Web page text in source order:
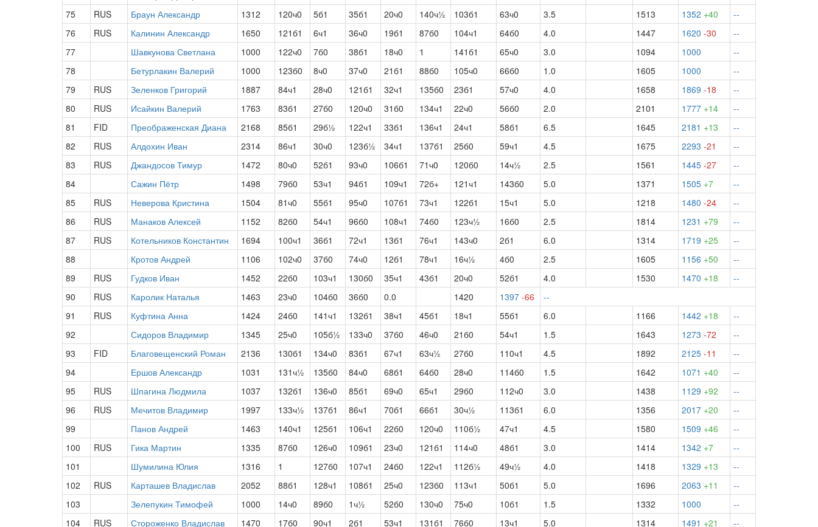
75
RUS Браун Александр 1312 120ч0 5б1 35б1 20ч0 140ч½ 103б1 63ч0 3.5 1513 1352 +40
--
76
RUS Калинин Александр 1650 121б1 6ч1 36ч0 19б1 87б0 104ч1 64б0 4.0 1447 1620 -30
--
77
Шавкунова Светлана 1000 122ч0 7б0 38б1 18ч0 1 141б1 65ч0 3.0 1094 1000
--
78
Бетурлакин Валерий 1000 123б0 8ч0 37ч0 21б1 88б0 105ч0 66б0 1.0 1605 1000
--
79
RUS Зеленков Григорий 1887 84ч1 28ч0 121б1 32ч1 135б0 23б1 57ч0 4.0 1658 1869 -18
--
80
RUS Исайкин Валерий 1763 83б1 27б0 120ч0 31б0 134ч1 22ч0 56б0 2.0 2101 1777 +14
--
81
FID Преображенская Диана 2168 85б1 29б½ 122ч1 33б1 136ч1 24ч1 58б1 6.5 1645 2181 +13
--
82
RUS Алдохин Иван 2314 86ч1 30ч0 123б½ 34ч1 137б1 25б0 59ч1 4.5 1675 2293 -21
--
83
RUS Джандосов Тимур 1472 80ч0 52б1 93ч0 106б1 71ч0 120б0 14ч½ 2.5 1561 1445 -27
--
84
Сажин Пётр 1498 79б0 53ч1 94б1 109ч1 72б+ 121ч1 143б0 5.0 1371 1505 +7
--
85
RUS Неверова Кристина 1504 81ч0 55б1 95ч0 107б1 73ч1 122б1 15ч1 5.0 1218 1480 -24
--
86
RUS Манаков Алексей 1152 82б0 54ч1 96б0 108ч1 74б0 123ч½ 16б0 2.5 1814 1231 +79
--
87
RUS Котельников Константин 1694 100ч1 36б1 72ч1 13б1 76ч1 143ч0 2б1 6.0 1314 1719 +25
--
88
Кротов Андрей 1106 102ч0 37б0 74ч0 12б1 78ч1 16ч½ 4б0 2.5 1605 1156 +50
--
89
RUS Гудков Иван 1452 22б0 103ч1 130б0 35ч1 43б1 20ч0 52б1 4.0 1530 1470 +18
--
90
RUS Каролик Наталья 1463 23ч0 104б0 36б0 0.0 1420 1397 -66
--
91
RUS Куфтина Анна 1424 24б0 141ч1 132б1 38ч1 45б1 18ч1 55б1 6.0 1166 1442 +18
--
92
Сидоров Владимир 1345 25ч0 105б½ 133ч0 37б0 46ч0 21б0 54ч1 1.5 1643 1273 -72
--
93
FID Благовещенский Роман 2136 130б1 134ч0 83б1 67ч1 63ч½ 27б0 110ч1 4.5 1892 2125 -11
--
94
Ершов Александр 1031 131ч½ 135б0 84ч0 68б1 64б0 28ч0 114б0 1.5 1642 1071 +40
--
95
RUS Шпагина Людмила 1037 132б1 136ч0 85б1 69ч0 65ч1 29б0 112ч0 3.0 1438 1129 +92
--
96
RUS Мечитов Владимир 1997 133ч½ 137б1 86ч1 70б1 66б1 30ч½ 113б1 6.0 1356 2017 +20
--
99
Панов Андрей 1463 140ч1 125б1 106ч1 22б0 120ч0 110б½ 47ч1 4.5 1580 1509 +46
--
100
RUS Гика Мартин 1335 87б0 126ч0 109б1 23ч0 121б1 114ч0 48б1 3.0 1414 1342 +7
--
101
Шумилина Юлия 1316 1 127б0 107ч1 24б0 122ч1 112б½ 49ч½ 4.0 1418 1329 +13
--
102
RUS Карташев Владислав 2052 88б1 128ч1 108б1 25ч0 123б0 113ч1 50б1 5.0 1696 2063 +11
--
103
Зелепукин Тимофей 1000 14ч0 89б0 1ч½ 52б0 130ч0 75ч0 10б1 1.5 1332 1000
--
104
RUS Стороженко Владислав 1470 17б0 90ч1 2б1 53ч1 131б1 76б0 13ч1 5.0 1314 1491 +21 --